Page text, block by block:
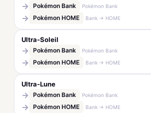
→ Pokémon Bank Pokémon Bank
→ Pokémon HOME Bank → HOME
Ultra-Soleil
→ Pokémon Bank Pokémon Bank
→ Pokémon HOME Bank → HOME
Ultra-Lune
→ Pokémon Bank Pokémon Bank
→ Pokémon HOME Bank → HOME